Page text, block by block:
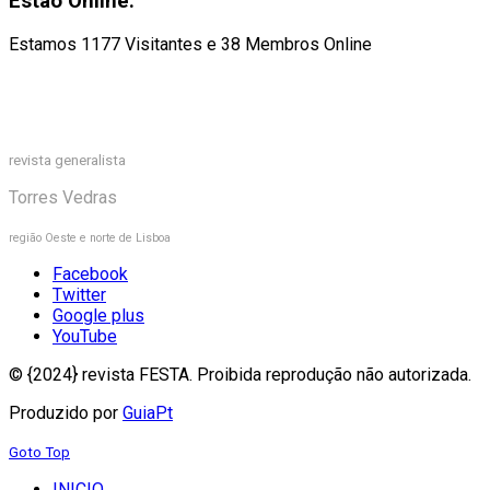
Estamos 1177 Visitantes e 38 Membros Online
revista generalista
Torres Vedras
região Oeste e norte de Lisboa
Facebook
Twitter
Google plus
YouTube
© {2024} revista FESTA. Proibida reprodução não autorizada.
Produzido por GuiaPt
Goto Top